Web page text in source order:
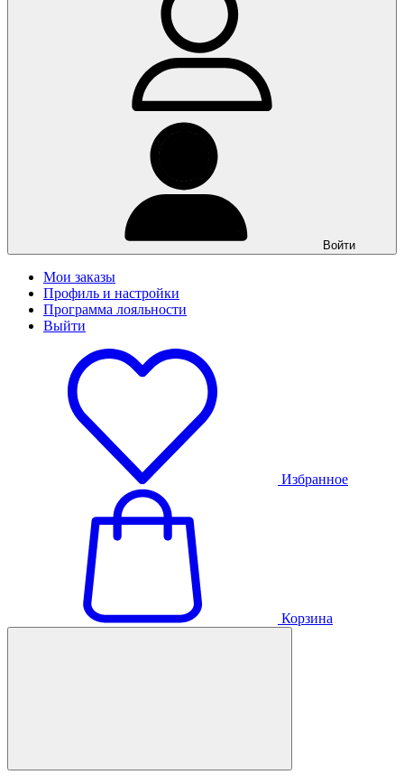
Войти
Мои заказы
Профиль и настройки
Программа лояльности
Выйти
Избранное
Корзина